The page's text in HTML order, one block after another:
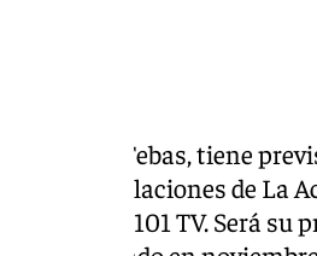
Javier Tebas, tiene
las instalaciones de La
conocer 101 TV. Será